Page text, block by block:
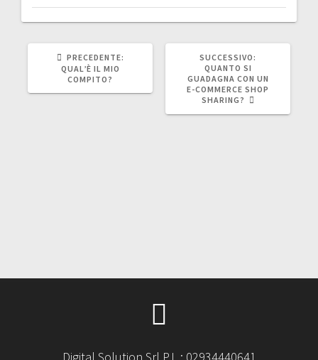
PRECEDENTE:
QUAL’È IL MIO
COMPITO?
SUCCESSIVO:
QUANTO SI
GUADAGNA CON UN
E-COMMERCE SHOP
SHARING?
Digital Solution Srl P.I. : 02934440641